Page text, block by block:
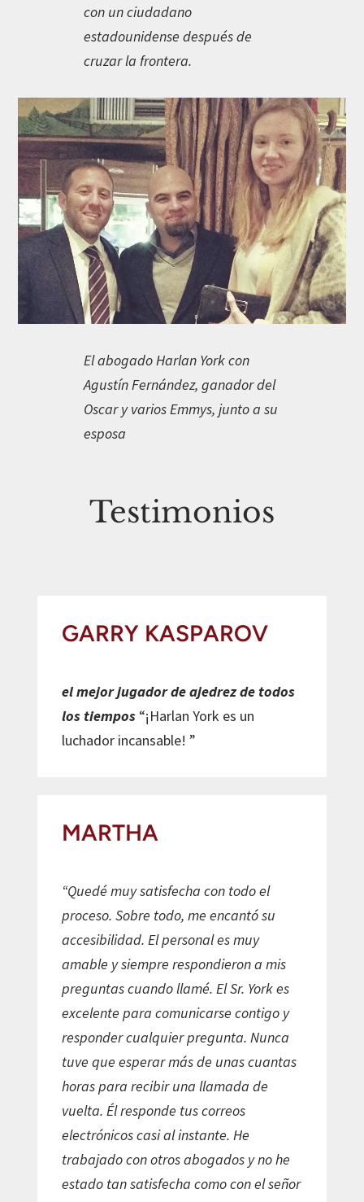
con un ciudadano
estadounidense después de
cruzar la frontera.
El abogado Harlan York con
Agustín Fernández, ganador del
Oscar y varios Emmys, junto a su
esposa
Testimonios
GARRY KASPAROV
el mejor jugador de ajedrez de todos
los tiempos “¡Harlan York es un
luchador incansable! ”
MARTHA
“Quedé muy satisfecha con todo el
proceso. Sobre todo, me encantó su
accesibilidad. El personal es muy
amable y siempre respondieron a mis
preguntas cuando llamé. El Sr. York es
excelente para comunicarse contigo y
responder cualquier pregunta. Nunca
tuve que esperar más de unas cuantas
horas para recibir una llamada de
vuelta. Él responde tus correos
electrónicos casi al instante. He
trabajado con otros abogados y no he
estado tan satisfecha como con el señor